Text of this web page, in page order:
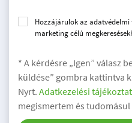
Hozzájárulok az
marketing célú
* A kérdésre „Igen” válasz
küldése” gombra kattintva
Nyrt. Adatkezelési
megismertem és tudomásul